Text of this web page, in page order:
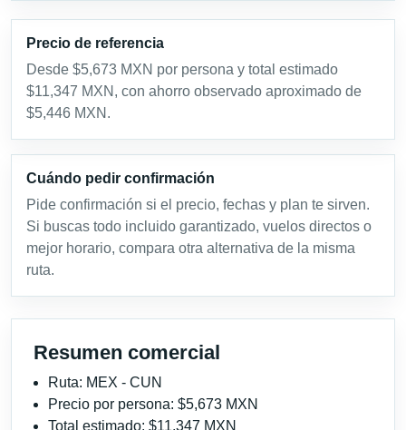
Precio de referencia
Desde $5,673 MXN por persona y total estimado
$11,347 MXN, con ahorro observado aproximado de
$5,446 MXN.
Cuándo pedir confirmación
Pide confirmación si el precio, fechas y plan te sirven.
Si buscas todo incluido garantizado, vuelos directos o
mejor horario, compara otra alternativa de la misma
ruta.
Resumen comercial
Ruta: MEX - CUN
Precio por persona: $5,673 MXN
Total estimado: $11,347 MXN